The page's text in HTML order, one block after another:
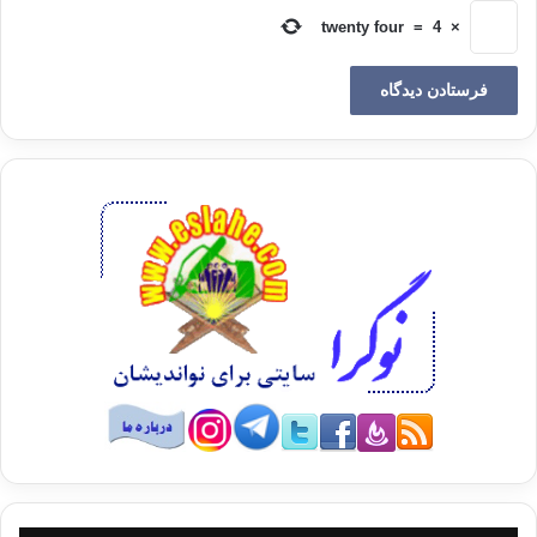
گناهان پاک می‏شود. از آن جهت رویارویی وستیز، نیرو و قوتی می‏گیرد
که در میدان های مبارزه و کارزار او را مفید افتد و در جهاد مبارزه با
دشمنان دین از آن استفاده نماید تا در تحت لوای عابدان شب و
سوارکاران روز بپیوندند.
مخلوقات الهی و شگفتی‏های آفرینش آفریده های او می پردازد. و
فرصتی است تا نفس خویش را محاسبه نموده و جان و روان خود را
دریابد و با شکستن حالت انجماد خویش، به سوی خدا از لغزش‏ها و
اشتباهات خویش توبه نماید و با پروردگار خود عهد بندد که دیگر به
گناه باز نگردد و بر طاعت و عبادتش بیفزاید.
قیام اللیل پناهگاه ستمدیده گان است که ناتوانی خود را به درگاه
الله متعال شکایت می برند و از او کمک می طلبند، هوش دار که تیر
شبانگاهان به خطا نخواهد رفت.
می‏کشد، و با آن زخم های ناشی از تمسخر و استهزاء را تداوی می
×
4
=
twenty four